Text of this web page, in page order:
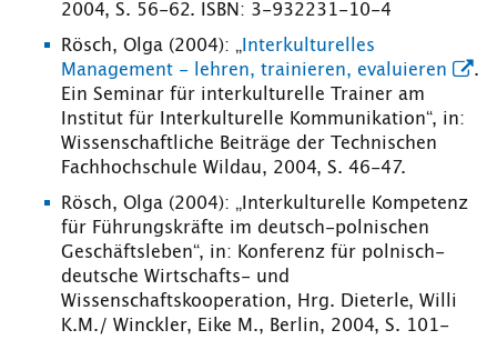
2004, S. 56-62. ISBN: 3-932231-10-4
Rösch, Olga (2004): „ Interkulturelles
Management - lehren, trainieren, evaluieren
.
Ein Seminar für interkulturelle Trainer am
Institut für Interkulturelle Kommunikation“, in:
Wissenschaftliche Beiträge der Technischen
Fachhochschule Wildau, 2004, S. 46-47.
Rösch, Olga (2004): „Interkulturelle Kompetenz
für Führungskräfte im deutsch-polnischen
Geschäftsleben“, in: Konferenz für polnisch-
deutsche Wirtschafts- und
Wissenschaftskooperation, Hrg. Dieterle, Willi
K.M./ Winckler, Eike M., Berlin, 2004, S. 101-